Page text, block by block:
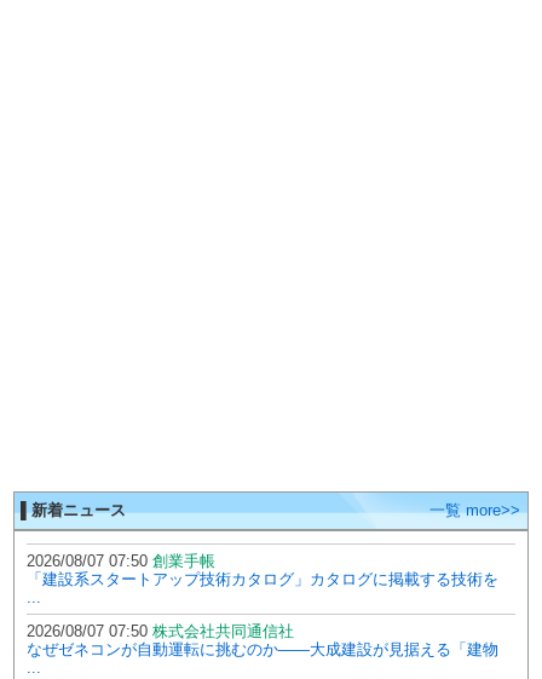
▌新着ニュース 一覧 more>>
2026/08/07 07:50 創業手帳
「建設系スタートアップ技術カタログ」カタログに掲載する技術を
...
2026/08/07 07:50 株式会社共同通信社
なぜゼネコンが自動運転に挑むのか――大成建設が見据える「建物
...